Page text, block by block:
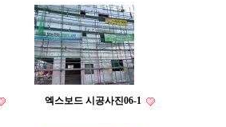
엑스보드 시공사진06-1